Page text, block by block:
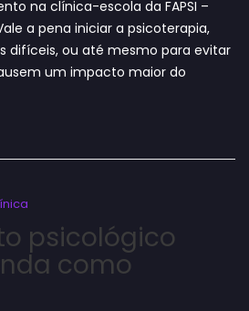
na clínica-escola da FAPSI –
a pena iniciar a psicoterapia,
difíceis, ou até mesmo para evitar
um impacto maior do
psicológico
como